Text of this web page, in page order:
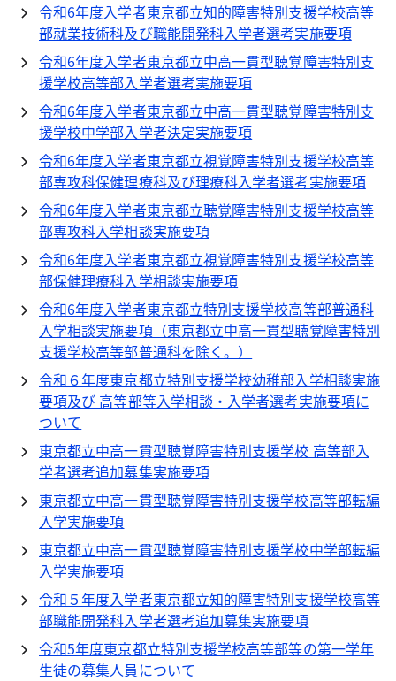
令和6年度入学者東京都立知的障害特別支援学校高等
部就業技術科及び職能開発科入学者選考実施要項
令和6年度入学者東京都立中高一貫型聴覚障害特別支
援学校高等部入学者選考実施要項
令和6年度入学者東京都立中高一貫型聴覚障害特別支
援学校中学部入学者決定実施要項
令和6年度入学者東京都立視覚障害特別支援学校高等
部専攻科保健理療科及び理療科入学者選考実施要項
令和6年度入学者東京都立聴覚障害特別支援学校高等
部専攻科入学相談実施要項
令和6年度入学者東京都立視覚障害特別支援学校高等
部保健理療科入学相談実施要項
令和6年度入学者東京都立特別支援学校高等部普通科
入学相談実施要項（東京都立中高一貫型聴覚障害特別
支援学校高等部普通科を除く。）
令和６年度東京都立特別支援学校幼稚部入学相談実施
要項及び 高等部等入学相談・入学者選考実施要項に
ついて
東京都立中高一貫型聴覚障害特別支援学校 高等部入
学者選考追加募集実施要項
東京都立中高一貫型聴覚障害特別支援学校高等部転編
入学実施要項
東京都立中高一貫型聴覚障害特別支援学校中学部転編
入学実施要項
令和５年度入学者東京都立知的障害特別支援学校高等
部職能開発科入学者選考追加募集実施要項
令和5年度東京都立特別支援学校高等部等の第一学年
生徒の募集人員について